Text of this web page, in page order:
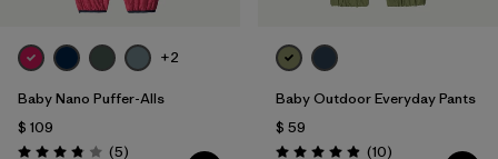
+2
Baby Nano Puffer-Alls
$ 109
(5Comentarios
)
Baby Outdoor Everyday Pants
$ 59
(10Comentarios
)